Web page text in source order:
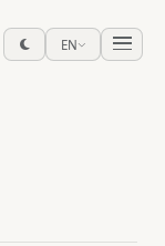
EN